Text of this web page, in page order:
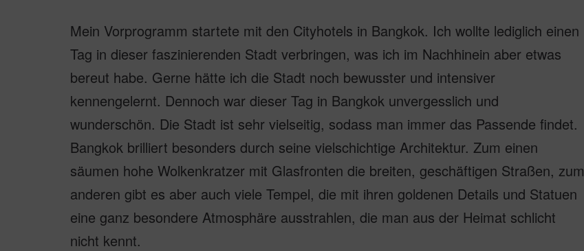
Mein Vorprogramm startete mit den Cityhotels in Bangkok. Ich wollte lediglich einen
Tag in dieser faszinierenden Stadt verbringen, was ich im Nachhinein aber etwas
bereut habe. Gerne hätte ich die Stadt noch bewusster und intensiver
kennengelernt. Dennoch war dieser Tag in Bangkok unvergesslich und
wunderschön. Die Stadt ist sehr vielseitig, sodass man immer das Passende findet.
Bangkok brilliert besonders durch seine vielschichtige Architektur. Zum einen
säumen hohe Wolkenkratzer mit Glasfronten die breiten, geschäftigen Straßen, zum
anderen gibt es aber auch viele Tempel, die mit ihren goldenen Details und Statuen
eine ganz besondere Atmosphäre ausstrahlen, die man aus der Heimat schlicht
nicht kennt.